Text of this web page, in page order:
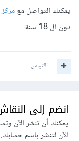
يمكنك التواصل مع
دون ال 18 سنة
اقتباس
انضم إلى
يمكنك أن تنشر الآن
الآنلتنشر باسم حسابك.